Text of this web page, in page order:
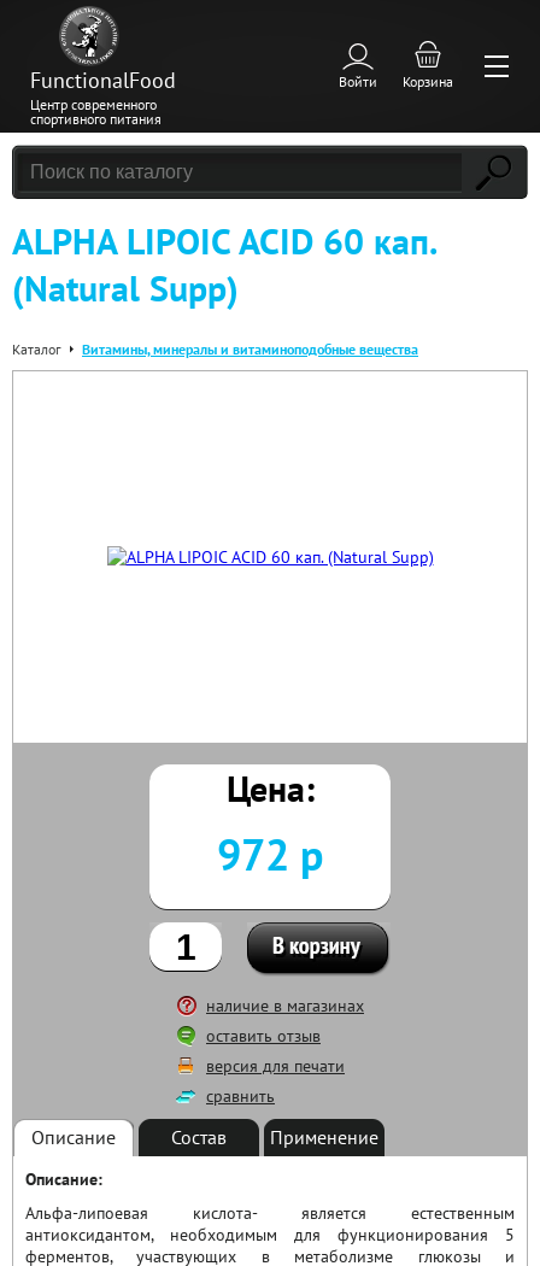
FunctionalFood
Центр современного
спортивного питания
Войти Корзина
ALPHA LIPOIC ACID 60 кап.
(Natural Supp)
Каталог Витамины, минералы и витаминоподобные вещества
Цена:
972 р
наличие в магазинах
оставить отзыв
версия для печати
сравнить
Описание Состав Применение
Описание:
Альфа-липоевая кислота- является естественным
антиоксидантом, необходимым для функционирования 5
ферментов, участвующих в метаболизме глюкозы и